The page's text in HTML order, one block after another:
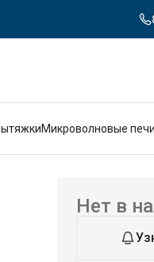
Микроволновые печи
Нет в